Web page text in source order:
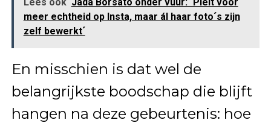
meer echtheid op Insta, maar ál haar foto´s zijn
zelf bewerkt´
En misschien is dat wel de
belangrijkste boodschap die blijft
hangen na deze gebeurtenis: hoe